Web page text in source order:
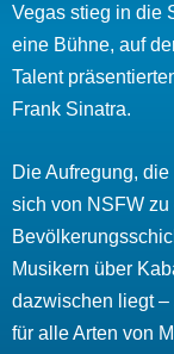
Vegas stieg in die
eine Bühne, auf
Talent
Frank Sinatra.
Die Aufregung,
sich von NSFW
Musikern über
dazwischen liegt –
für alle Arten von